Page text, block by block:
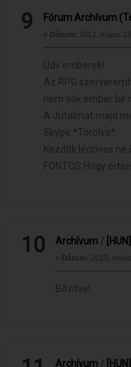
9 Fórum Archívum
« Dátum: 2013. május
Üdv emberek!
Az RPG
nem sok ember
A Jutalmat majd
Skype:*Törölve*
Kezdõk léccives ne
FONTOS Hogy
10 Archívum /
« Dátum: 2013.
Bõvitve!
Archívum /